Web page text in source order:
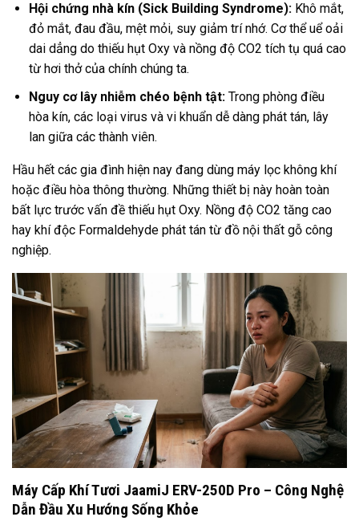
Hội chứng nhà kín (Sick Building Syndrome):Khô mắt,
đỏ mắt, đau đầu, mệt mỏi, suy giảm trí nhớ. Cơ thể uể oải
dai dẳng do thiếu hụt Oxy và nồng độ CO2 tích tụ quá cao
từ hơi thở của chính chúng ta.
Nguy cơ lây nhiễm chéo bệnh tật:Trong phòng điều
hòa kín, các loại virus và vi khuẩn dễ dàng phát tán, lây
lan giữa các thành viên.
Hầu hết các gia đình hiện nay đang dùng máy lọc không khí
hoặc điều hòa thông thường. Những thiết bị này hoàn toàn
bất lực trước vấn đề thiếu hụt Oxy. Nồng độ CO2 tăng cao
hay khí độc Formaldehyde phát tán từ đồ nội thất gỗ công
nghiệp.
Máy Cấp Khí Tươi JaamiJ ERV-250D Pro – Công Nghệ
Dẫn Đầu Xu Hướng Sống Khỏe